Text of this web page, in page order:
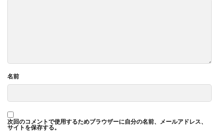
名前
次回のコメントで使用するためブラウザーに自分の名前、メールアドレス、
サイトを保存する。